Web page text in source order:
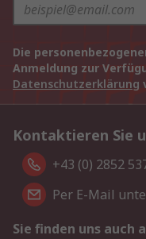
Die
Anmeldung zur
Datenschutzerklärung
Kontaktieren Sie
+43 (0) 2852
Per E-Mail
Sie finden uns auch